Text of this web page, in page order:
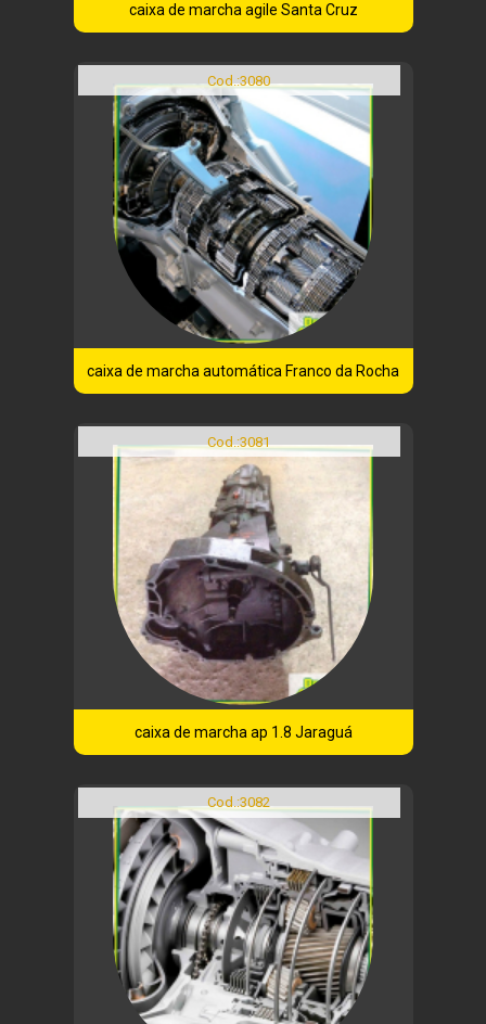
caixa de marcha agile Santa Cruz
Cod.:3080
caixa de marcha automática Franco da Rocha
Cod.:3081
caixa de marcha ap 1.8 Jaraguá
Cod.:3082